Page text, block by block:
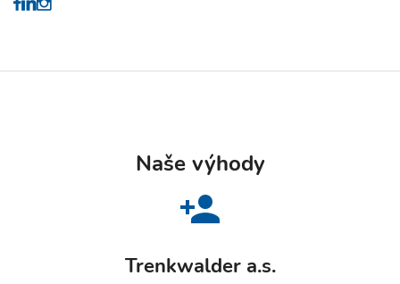
Naše výhody
Trenkwalder a.s.